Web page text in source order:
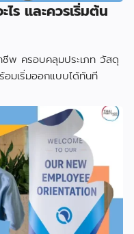
ร และควรเริ่มต้น
ชีพ ครอบคลุมประเภท วัสดุ
มเริ่มออกแบบได้ทันที